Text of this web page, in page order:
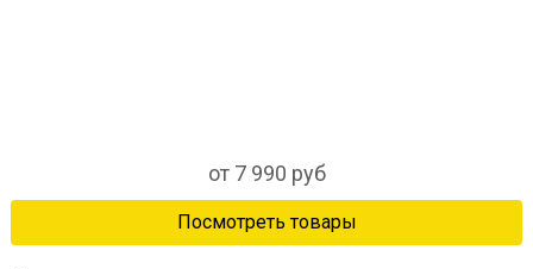
от 7 990 руб
Посмотреть товары